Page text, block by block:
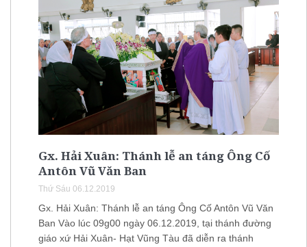
Gx. Hải Xuân: Thánh lễ an táng Ông Cố
Antôn Vũ Văn Ban
Thứ Sáu 06.12.2019
Gx. Hải Xuân: Thánh lễ an táng Ông Cố Antôn Vũ Văn
Ban Vào lúc 09g00 ngày 06.12.2019, tại thánh đường
giáo xứ Hải Xuân- Hạt Vũng Tàu đã diễn ra thánh